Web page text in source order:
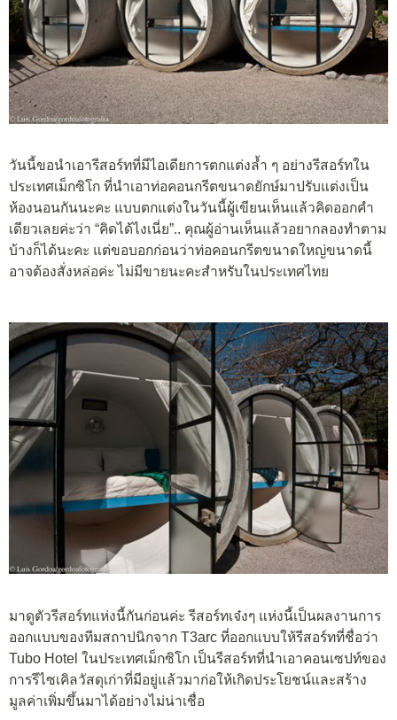
วันนี้ขอนำเอารีสอร์ทที่มีไอเดียการตกแต่งล้ำ ๆ อย่างรีสอร์ทใน
ประเทศเม็กซิโก ที่นำเอาท่อคอนกรีตขนาดยักษ์มาปรับแต่งเป็น
ห้องนอนกันนะคะ แบบตกแต่งในวันนี้ผู้เขียนเห็นแล้วคิดออกคำ
เดียวเลยค่ะว่า “คิดได้ไงเนี่ย”.. คุณผู้อ่านเห็นแล้วอยากลองทำตาม
บ้างก็ได้นะคะ แต่ขอบอกก่อนว่าท่อคอนกรีตขนาดใหญ่ขนาดนี้
อาจต้องสั่งหล่อค่ะ ไม่มีขายนะคะสำหรับในประเทศไทย
มาดูตัวรีสอร์ทแห่งนี้กันก่อนค่ะ รีสอร์ทเจ๋งๆ แห่งนี้เป็นผลงานการ
ออกแบบของทีมสถาปนิกจาก T3arc ที่ออกแบบให้รีสอร์ทที่ชื่อว่า
Tubo Hotel ในประเทศเม็กซิโก เป็นรีสอร์ทที่นำเอาคอนเซปท์ของ
การรีไซเคิลวัสดุเก่าที่มีอยู่แล้วมาก่อให้เกิดประโยชน์และสร้าง
มูลค่าเพิ่มขึ้นมาได้อย่างไม่น่าเชื่อ